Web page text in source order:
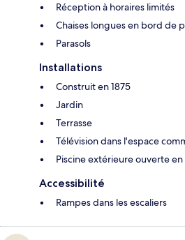
Réception à horaires limités
Chaises longues en bord de
Parasols
Installations
Construit en 1875
Jardin
Terrasse
Télévision dans l'espace
Piscine extérieure ouverte en
Accessibilité
Rampes dans les escaliers